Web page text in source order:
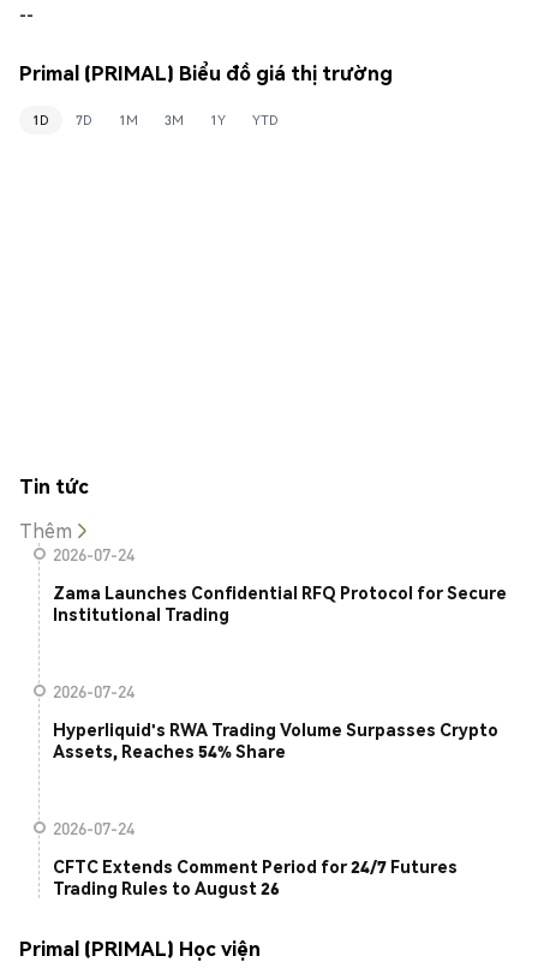
--
Primal (PRIMAL) Biểu đồ giá thị trường
1D 7D 1M 3M 1Y YTD
Tin tức
Thêm
2026-07-24
Zama Launches Confidential RFQ Protocol for Secure
Institutional Trading
2026-07-24
Hyperliquid's RWA Trading Volume Surpasses Crypto
Assets, Reaches 54% Share
2026-07-24
CFTC Extends Comment Period for 24/7 Futures
Trading Rules to August 26
Primal (PRIMAL) Học viện